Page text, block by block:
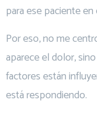
para ese paciente
Por eso, no me
aparece el dolor,
factores están
está respondiendo.